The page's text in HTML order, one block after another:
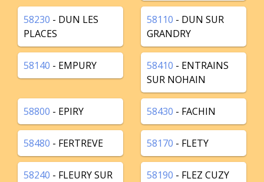
58230 - DUN LES
PLACES
58110 - DUN SUR
GRANDRY
58140 - EMPURY 58410 - ENTRAINS
SUR NOHAIN
58800 - EPIRY 58430 - FACHIN
58480 - FERTREVE 58170 - FLETY
58240 - FLEURY SUR
58190 - FLEZ CUZY